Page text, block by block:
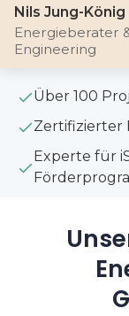
Nils Jung-König
Energieberater
Engineering
Über 100
Zertifizierter
Experte für